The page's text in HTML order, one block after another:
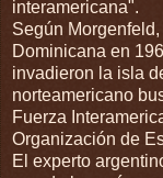
interamericana".
Según
Dominicana en
invadieron la isla
norteamericano
Fuerza
Organización de
​El experto